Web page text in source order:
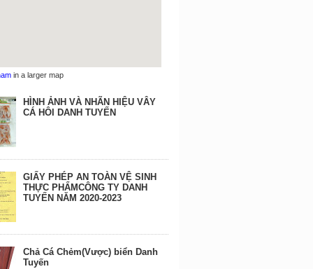
in a larger map
HÌNH ẢNH VÀ NHÃN HIỆU VÂY
CÁ HÔI DANH TUYẾN
GIẤY PHÉP AN TOÀN VỆ SINH
THỰC PHẨMCÔNG TY DANH
TUYẾN NĂM 2020-2023
Chả Cá Chẻm(Vược) biển Danh
Tuyến